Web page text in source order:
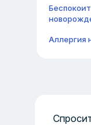
Аллергия